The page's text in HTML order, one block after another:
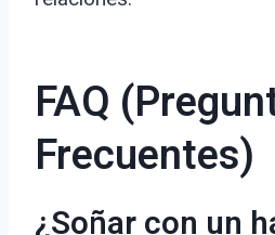
FAQ
Frecuentes)
¿Soñar con un